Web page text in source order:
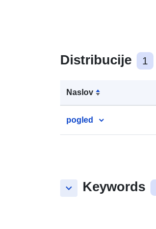
Distribucije 1
Naslov
pogled
keyboard_arrow_down Keywords